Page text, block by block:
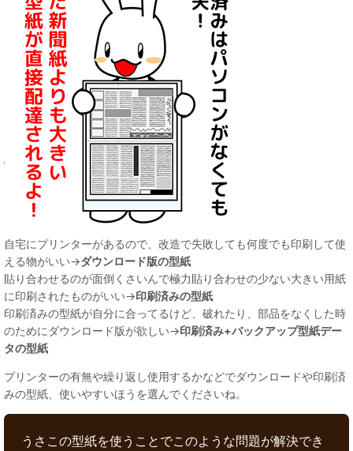
自宅にプリンターがあるので、改造で失敗しても何度でも印刷して使
える物がいい→ダウンロード版の型紙
貼り合わせるのが面倒くさいんで極力貼り合わせの少ない大きい用紙
に印刷されたものがいい→印刷済みの型紙
印刷済みの型紙が自分に合ってるけど、破れたり、部品をなくした時
のためにダウンロード版が欲しい→印刷済み+バックアップ型紙デー
タの型紙
プリンターの有無や繰り返し使用するかなどでダウンロードや印刷済
みの型紙、使いやすいほうを選んでくださいね。
うさこの型紙を使うことでこのような問題が解決でき